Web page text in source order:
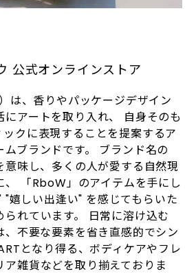
公式オンラインストア
は、香りやパッケージデザイン
にアートを取り入れ、 自身そのも
クに表現することを提案するア
ブランドです。 ブランド名の
意味し、多くの人が愛する自然現
、 「RboW」のアイテムを手にし
"嬉しい出逢い" を感じてもらいた
られています。 日常に溶け込む
、不要な要素を省き直感的でシン
となり得る、ボディケアやフレ
ア雑貨などを取り揃えておりま